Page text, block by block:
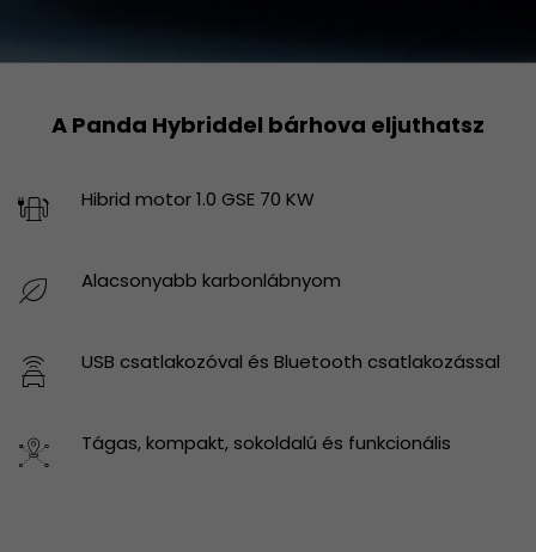
A Panda Hybriddel bárhova eljuthatsz
Hibrid motor 1.0 GSE 70 KW
Alacsonyabb karbonlábnyom
USB csatlakozóval és Bluetooth csatlakozással
Tágas, kompakt, sokoldalú és funkcionális